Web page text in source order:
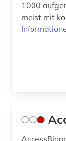
1000
meist mit